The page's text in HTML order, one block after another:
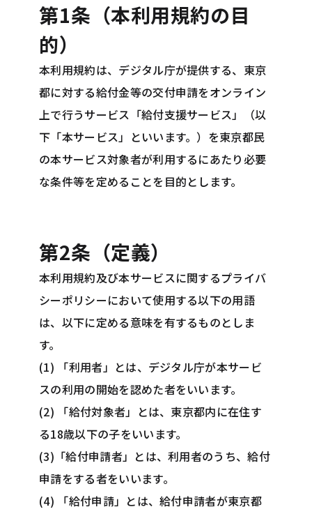
第1条（本利用規約の目
的）
本利用規約は、デジタル庁が提供する、東京
都に対する給付金等の交付申請をオンライン
上で行うサービス「給付支援サービス」（以
下「本サービス」といいます。）を東京都民
の本サービス対象者が利用するにあたり必要
な条件等を定めることを目的とします。
第2条（定義）
本利用規約及び本サービスに関するプライバ
シーポリシーにおいて使用する以下の用語
は、以下に定める意味を有するものとしま
す。
(1) 「利用者」とは、デジタル庁が本サービ
スの利用の開始を認めた者をいいます。
(2) 「給付対象者」とは、東京都内に在住す
る18歳以下の子をいいます。
(3)「給付申請者」とは、利用者のうち、給付
申請をする者をいいます。
(4) 「給付申請」とは、給付申請者が東京都